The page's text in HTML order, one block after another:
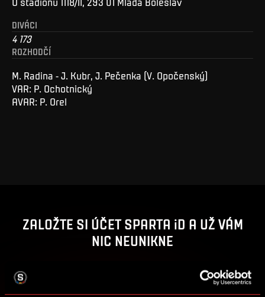
DIVÁCI
4 173
ROZHODČÍ
M. Radina - J. Kubr, J. Pečenka (V. Opočenský)
VAR: P. Ochotnický
AVAR: P. Orel
ZALOŽTE SI ÚČET SPARTA iD A UŽ VÁM
NIC NEUNIKNE
obsahu nebo se zapojte do soutěží o sparťanské ceny.